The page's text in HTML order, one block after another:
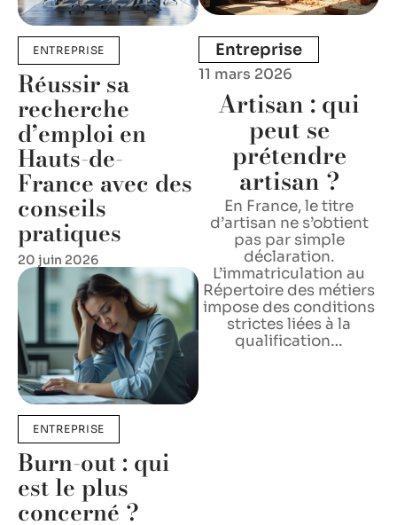
ENTREPRISE
Réussir sa
recherche
d’emploi en
Hauts-de-
France avec des
conseils
pratiques
20 juin 2026
ENTREPRISE
Burn-out : qui
est le plus
concerné ?
Entreprise
11 mars 2026
Artisan : qui
peut se
prétendre
artisan ?
En France, le titre
d’artisan ne s’obtient
pas par simple
déclaration.
L’immatriculation au
Répertoire des métiers
impose des conditions
strictes liées à la
qualification…